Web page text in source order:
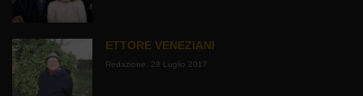
ETTORE VENEZIANI
Redazione 28 Luglio 2017